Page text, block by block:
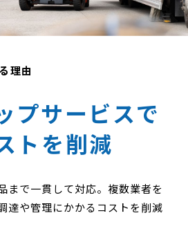
理由
プサービスで
トを削減
まで一貫して対応。複数業者を
達や管理にかかるコストを削減